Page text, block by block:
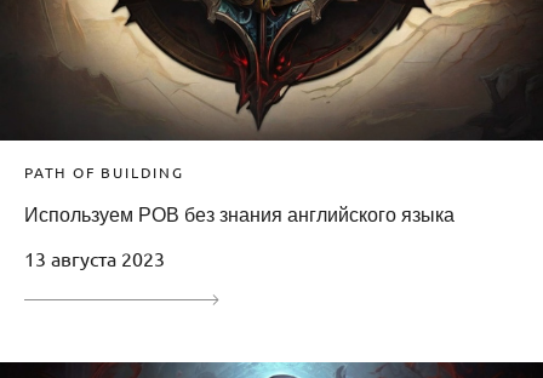
PATH OF BUILDING
Используем POB без знания английского языка
13 августа 2023